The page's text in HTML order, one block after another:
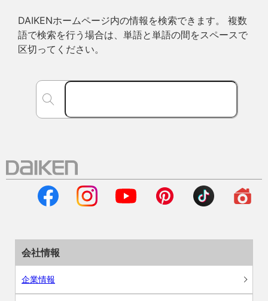
DAIKENホームページ内の情報を検索できます。 複数
語で検索を行う場合は、単語と単語の間をスペースで
区切ってください。
会社情報
企業情報